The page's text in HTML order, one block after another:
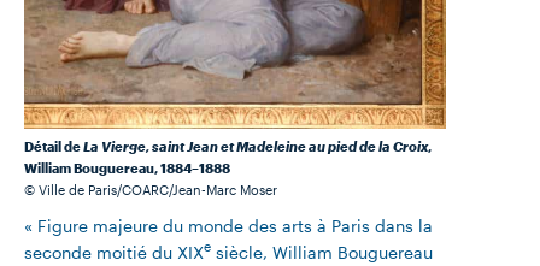
Détail deLa Vierge, saint Jean et Madeleine au pied de la Croix,
William Bouguereau, 1884–1888
© Ville de Paris/COARC/Jean-Marc Moser
« Figure majeure du monde des arts à Paris dans la
seconde moitié du XIXe siècle, William Bouguereau